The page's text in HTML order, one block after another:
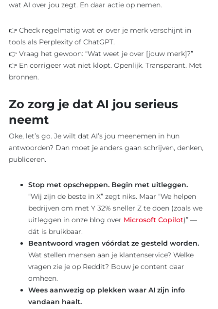
wat AI over jou zegt. En daar actie op nemen.
👉 Check regelmatig wat er over je merk verschijnt in
tools als Perplexity of ChatGPT.
👉 Vraag het gewoon: “Wat weet je over [jouw merk]?”
👉 En corrigeer wat niet klopt. Openlijk. Transparant. Met
bronnen.
Zo zorg je dat AI jou serieus
neemt
Oke, let’s go. Je wilt dat AI’s jou meenemen in hun
antwoorden? Dan moet je anders gaan schrijven, denken,
publiceren.
Stop met opscheppen. Begin met uitleggen.
“Wij zijn de beste in X” zegt niks. Maar “We helpen
bedrijven om met Y 32% sneller Z te doen (zoals we
uitleggen in onze blog over Microsoft Copilot)” —
dát is bruikbaar.
Beantwoord vragen vóórdat ze gesteld worden.
Wat stellen mensen aan je klantenservice? Welke
vragen zie je op Reddit? Bouw je content daar
omheen.
Wees aanwezig op plekken waar AI zijn info
vandaan haalt.